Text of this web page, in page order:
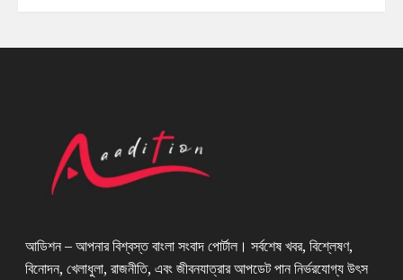
আডিশন – আপনার বিশ্বস্ত বাংলা সংবাদ পোর্টাল। সর্বশেষ খবর, বিশ্লেষণ,
বিনোদন, খেলাধুলা, রাজনীতি, এবং জীবনযাত্রার আপডেট পান নির্ভরযোগ্য উৎস